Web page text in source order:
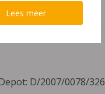
D/2007/0078/326
Lees meer